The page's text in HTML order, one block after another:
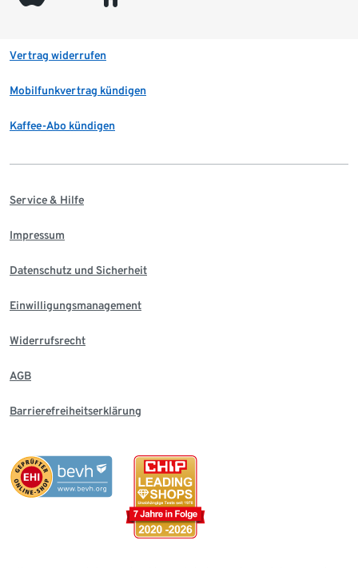
Vertrag widerrufen
Mobilfunkvertrag kündigen
Kaffee-Abo kündigen
Service & Hilfe
Impressum
Datenschutz und Sicherheit
Einwilligungsmanagement
Widerrufsrecht
AGB
Barrierefreiheitserklärung